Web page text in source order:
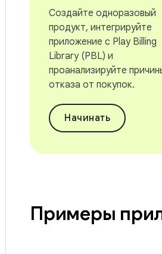
Создайте одноразовый
продукт, интегрируйте
приложение с Play Billing
Library (PBL) и
проанализируйте
отказа от покупок.
Начинать
Примеры